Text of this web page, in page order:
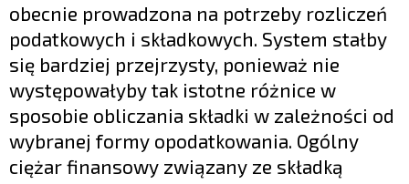
obecnie prowadzona na potrzeby rozliczeń
podatkowych i składkowych. System stałby
się bardziej przejrzysty, ponieważ nie
występowałyby tak istotne różnice w
sposobie obliczania składki w zależności od
wybranej formy opodatkowania. Ogólny
ciężar finansowy związany ze składką